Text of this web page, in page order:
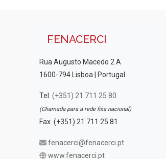
FENACERCI
Rua Augusto Macedo 2 A
1600-794 Lisboa | Portugal
Tel. (+351) 21 711 25 80
(Chamada para a rede fixa nacional)
Fax. (+351) 21 711 25 81
fenacerci@fenacerci.pt
www.fenacerci.pt